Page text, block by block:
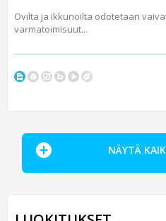
Ovilta ja ikkunoilta odotetaan
varmatoimisuut...
NÄYTÄ